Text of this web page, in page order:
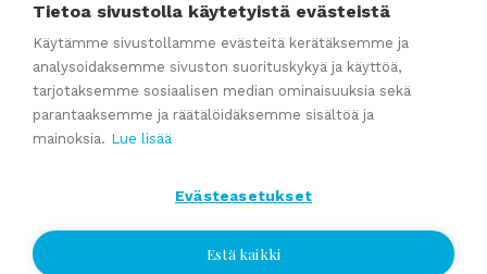
Webinaaritallenne: Onko yrityksesi myyntikunnossa? Näin
valmistaudut yrityskauppaan ajoissa
Kumppaniblogi: Avio-oikeus ja omistajanvaihdos
Yrityskauppablogi: Miten valmistella yritys myyntikuntoon 12
Tietoa sivustolla käytetyistä evästeistä
Käytämme sivustollamme evästeitä kerätäksemme ja
analysoidaksemme sivuston suorituskykyä ja käyttöä,
tarjotaksemme sosiaalisen median ominaisuuksia sekä
parantaaksemme ja räätälöidäksemme sisältöä ja
mainoksia. Lue lisää
Evästeasetukset
Estä kaikki